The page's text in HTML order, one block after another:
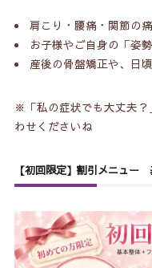
肩こり・腰痛・関節の
お子様やご自身の「姿
産後の骨盤矯正や、日
※「私の症状でも大丈夫？
わせくださいね
【初回限定】割引メニュー